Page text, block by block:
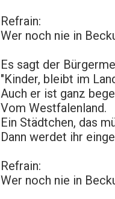
Refrain:
Wer noch nie in
Es sagt der
"Kinder, bleibt im
Auch er ist ganz
Vom Westfalenland.
Ein Städtchen, das
Dann werdet ihr
Refrain:
Wer noch nie in